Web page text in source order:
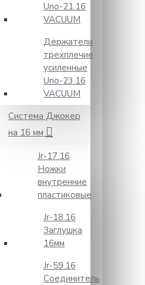
Uno-21.16
VACUUM
Держатели
трехплечие
усиленные
Unо-23.16
VACUUM
Система Джокер
на 16 мм
Jr-17.16
Ножки
внутренние
пластиковые
Jr-18.16
Заглушка
16мм
Jr-59.16
Соединитель